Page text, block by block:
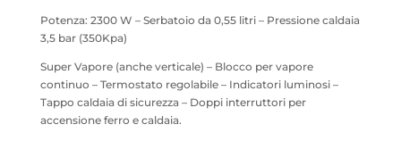
Potenza: 2300 W – Serbatoio da 0,55 litri – Pressione caldaia
3,5 bar (350Kpa)
Super Vapore (anche verticale) – Blocco per vapore
continuo – Termostato regolabile – Indicatori luminosi –
Tappo caldaia di sicurezza – Doppi interruttori per
accensione ferro e caldaia.